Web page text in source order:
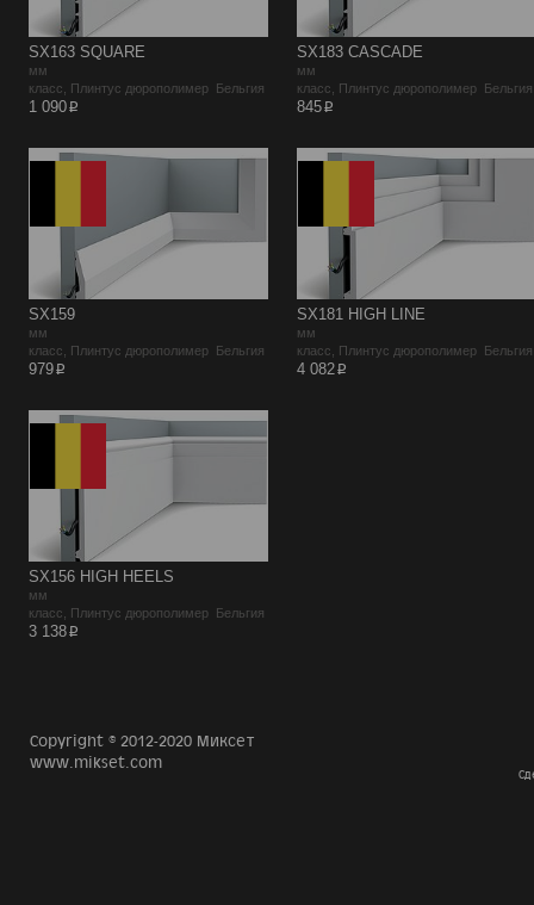
SX163 SQUARE
мм
класс, Плинтус дюрополимер Бельгия
1 090p
SX183 CASCADE
мм
класс, Плинтус дюрополимер Бельгия
845p
SX159
мм
класс, Плинтус дюрополимер Бельгия
979p
SX181 HIGH LINE
мм
класс, Плинтус дюрополимер Бельгия
4 082p
SX156 HIGH HEELS
мм
класс, Плинтус дюрополимер Бельгия
3 138p
Copyright © 2012-2020 Миксет
www.mikset.com